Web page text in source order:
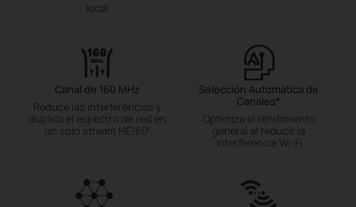
local
Canal de 160 MHz
Reduce las interferencias y
duplica el espectro de red en
un solo stream HE160 ‡
Selección Automática de
Canales*
Optimiza el rendimiento
general al reducir la
interferencia Wi-Fi